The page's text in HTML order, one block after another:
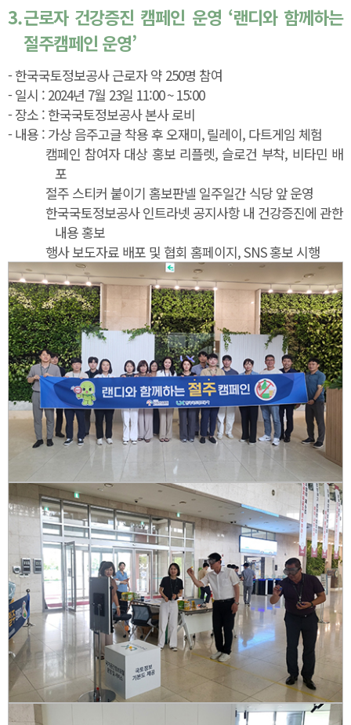
3.근로자 건강증진 캠페인 운영 ‘랜디와 함께하는
절주캠페인 운영’
- 한국국토정보공사 근로자 약 250명 참여
- 일시 : 2024년 7월 23일 11:00 ~ 15:00
- 장소 : 한국국토정보공사 본사 로비
- 내용 : 가상 음주고글 착용 후 오재미, 릴레이, 다트게임 체험
캠페인 참여자 대상 홍보 리플렛, 슬로건 부착, 비타민 배
포
절주 스티커 붙이기 홈보판넬 일주일간 식당 앞 운영
한국국토정보공사 인트라넷 공지사항 내 건강증진에 관한
내용 홍보
행사 보도자료 배포 및 협회 홈페이지, SNS 홍보 시행